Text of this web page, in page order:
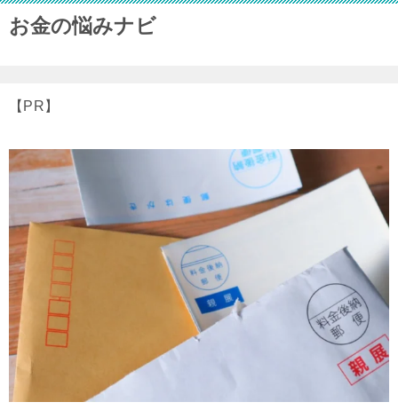
お金の悩みナビ
【PR】